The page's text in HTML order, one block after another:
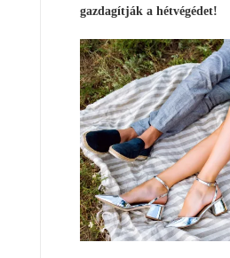
gazdagítják a hétvégédet!